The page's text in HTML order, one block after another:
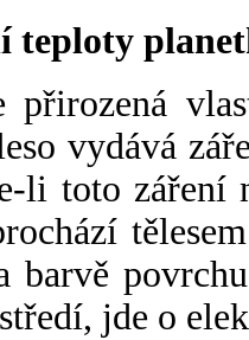
teploty
přirozená
vydává
li toto záření
barvě
jde o